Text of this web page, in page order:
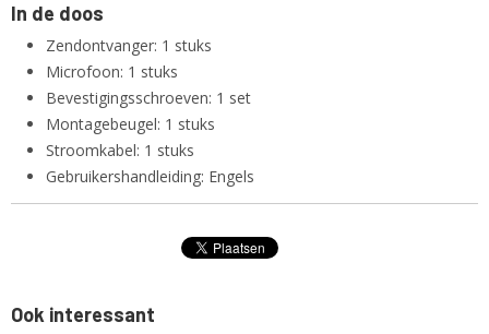
In de doos
Zendontvanger: 1 stuks
Microfoon: 1 stuks
Bevestigingsschroeven: 1 set
Montagebeugel: 1 stuks
Stroomkabel: 1 stuks
Gebruikershandleiding: Engels
Ook interessant